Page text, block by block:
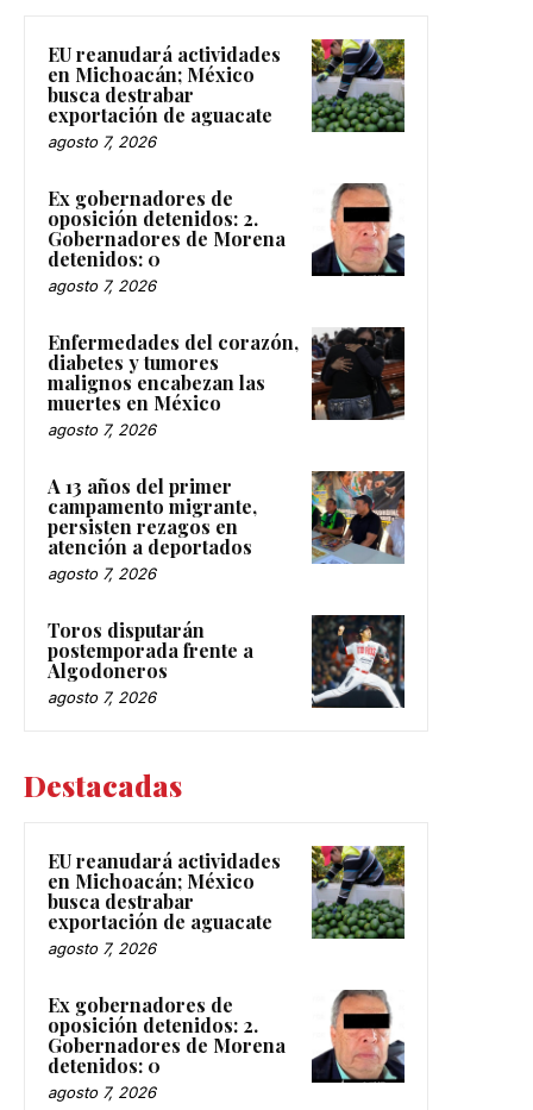
EU reanudará actividades
en Michoacán; México
busca destrabar
exportación de aguacate
agosto 7, 2026
Ex gobernadores de
oposición detenidos: 2.
Gobernadores de Morena
detenidos: 0
agosto 7, 2026
Enfermedades del corazón,
diabetes y tumores
malignos encabezan las
muertes en México
agosto 7, 2026
A 13 años del primer
campamento migrante,
persisten rezagos en
atención a deportados
agosto 7, 2026
Toros disputarán
postemporada frente a
Algodoneros
agosto 7, 2026
Destacadas
EU reanudará actividades
en Michoacán; México
busca destrabar
exportación de aguacate
agosto 7, 2026
Ex gobernadores de
oposición detenidos: 2.
Gobernadores de Morena
detenidos: 0
agosto 7, 2026